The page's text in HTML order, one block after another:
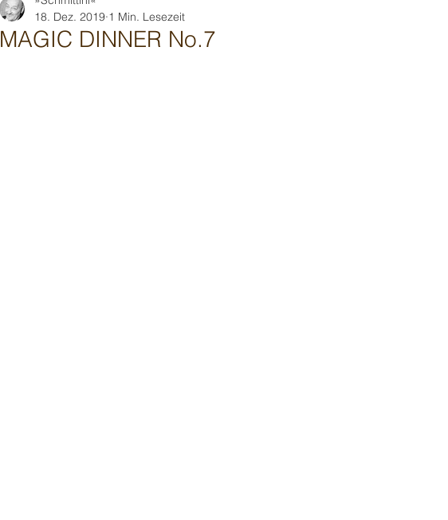
MAGIC DINNER No.7
18. Dez. 2019 1 Min. Lesezeit